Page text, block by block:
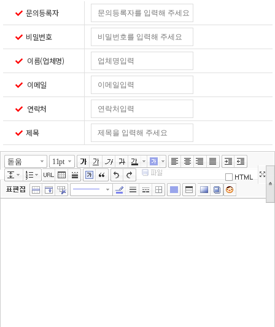
문의등록자
비밀번호
이름(업체명)
이메일
연락처
제목
돋움 11pt